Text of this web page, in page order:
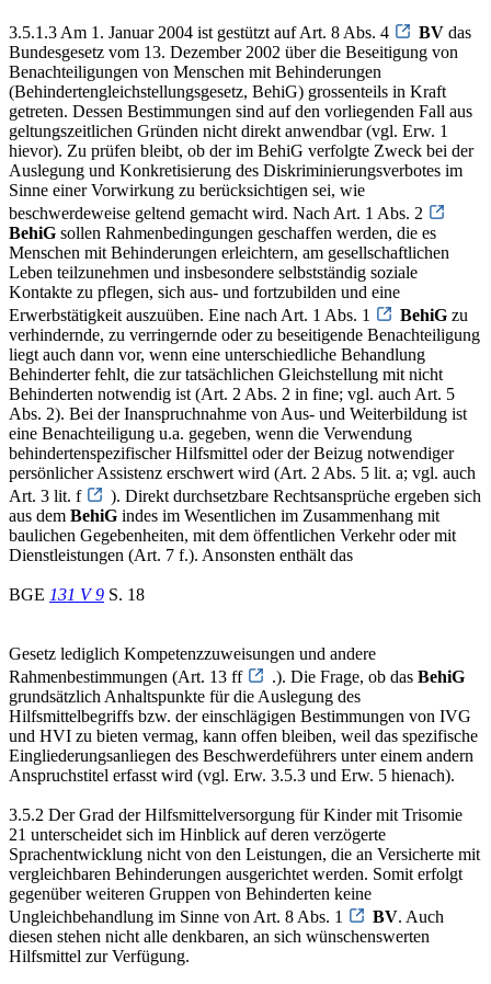
3.5.1.3 Am 1. Januar 2004 ist gestützt auf Art. 8 Abs. 4 BV das
Bundesgesetz vom 13. Dezember 2002 über die Beseitigung von
Benachteiligungen von Menschen mit Behinderungen
(Behindertengleichstellungsgesetz, BehiG) grossenteils in Kraft
getreten. Dessen Bestimmungen sind auf den vorliegenden Fall aus
geltungszeitlichen Gründen nicht direkt anwendbar (vgl. Erw. 1
hievor). Zu prüfen bleibt, ob der im BehiG verfolgte Zweck bei der
Auslegung und Konkretisierung des Diskriminierungsverbotes im
Sinne einer Vorwirkung zu berücksichtigen sei, wie
beschwerdeweise geltend gemacht wird. Nach Art. 1 Abs. 2
BehiG sollen Rahmenbedingungen geschaffen werden, die es
Menschen mit Behinderungen erleichtern, am gesellschaftlichen
Leben teilzunehmen und insbesondere selbstständig soziale
Kontakte zu pflegen, sich aus- und fortzubilden und eine
Erwerbstätigkeit auszuüben. Eine nach Art. 1 Abs. 1
BehiG zu
verhindernde, zu verringernde oder zu beseitigende Benachteiligung
liegt auch dann vor, wenn eine unterschiedliche Behandlung
Behinderter fehlt, die zur tatsächlichen Gleichstellung mit nicht
Behinderten notwendig ist (Art. 2 Abs. 2 in fine; vgl. auch Art. 5
Abs. 2). Bei der Inanspruchnahme von Aus- und Weiterbildung ist
eine Benachteiligung u.a. gegeben, wenn die Verwendung
behindertenspezifischer Hilfsmittel oder der Beizug notwendiger
persönlicher Assistenz erschwert wird (Art. 2 Abs. 5 lit. a; vgl. auch
Art. 3 lit. f
). Direkt durchsetzbare Rechtsansprüche ergeben sich
aus dem BehiG indes im Wesentlichen im Zusammenhang mit
baulichen Gegebenheiten, mit dem öffentlichen Verkehr oder mit
Dienstleistungen (Art. 7 f.). Ansonsten enthält das
BGE 131 V 9 S. 18
Gesetz lediglich Kompetenzzuweisungen und andere
Rahmenbestimmungen (Art. 13 ff
.). Die Frage, ob das BehiG
grundsätzlich Anhaltspunkte für die Auslegung des
Hilfsmittelbegriffs bzw. der einschlägigen Bestimmungen von IVG
und HVI zu bieten vermag, kann offen bleiben, weil das spezifische
Eingliederungsanliegen des Beschwerdeführers unter einem andern
Anspruchstitel erfasst wird (vgl. Erw. 3.5.3 und Erw. 5 hienach).
3.5.2 Der Grad der Hilfsmittelversorgung für Kinder mit Trisomie
21 unterscheidet sich im Hinblick auf deren verzögerte
Sprachentwicklung nicht von den Leistungen, die an Versicherte mit
vergleichbaren Behinderungen ausgerichtet werden. Somit erfolgt
gegenüber weiteren Gruppen von Behinderten keine
Ungleichbehandlung im Sinne von Art. 8 Abs. 1
BV. Auch
diesen stehen nicht alle denkbaren, an sich wünschenswerten
Hilfsmittel zur Verfügung.